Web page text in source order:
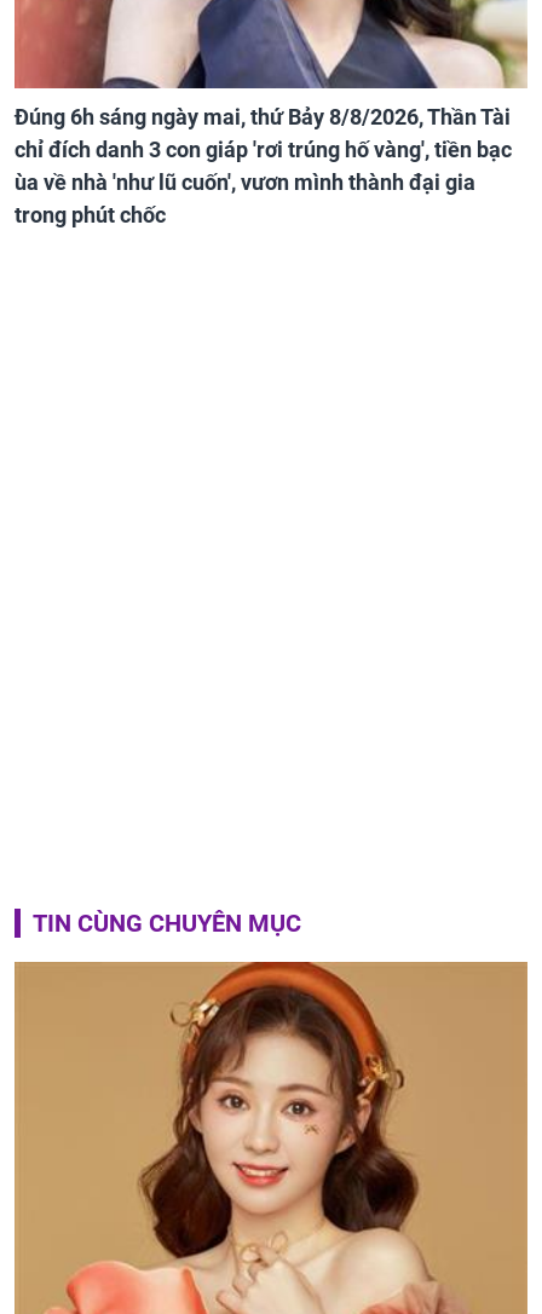
Đúng 6h sáng ngày mai, thứ Bảy 8/8/2026, Thần Tài
chỉ đích danh 3 con giáp 'rơi trúng hố vàng', tiền bạc
ùa về nhà 'như lũ cuốn', vươn mình thành đại gia
trong phút chốc
TIN CÙNG CHUYÊN MỤC